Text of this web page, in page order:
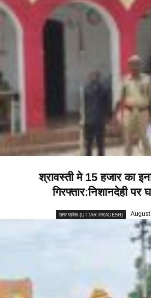
श्रावस्ती मे 15 हजार का
गिरफ्तार:निशानदेही पर
उत्तर प्रदेश (UTTAR PRADESH)